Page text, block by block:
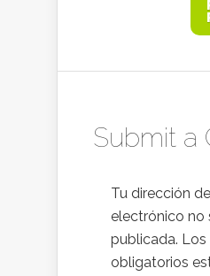
Submit a
Tu dirección
electrónico no
publicada. Los
obligatorios